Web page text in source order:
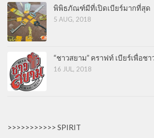
พิพิธภัณฑ์มีที่เปิดเบียร์มากที่สุด
5 AUG, 2018
“ชาวสยาม” คราฟท์ เบียร์เพื่อชา
16 JUL, 2018
>>>>>>>>>>> SPIRIT